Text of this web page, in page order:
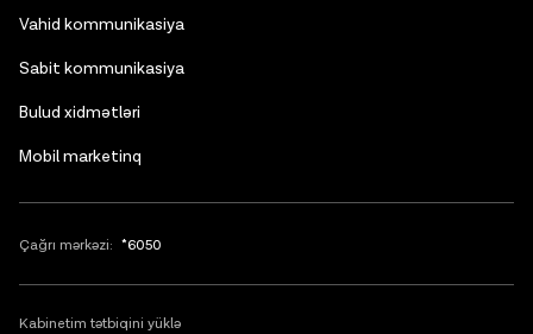
Vahid kommunikasiya
Sabit kommunikasiya
Bulud xidmətləri
Mobil marketinq
Çağrı mərkəzi: *6050
Kabinetim tətbiqini yüklə